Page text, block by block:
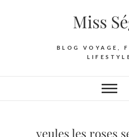
Miss
BLOG VOYAGE,
veules les roses